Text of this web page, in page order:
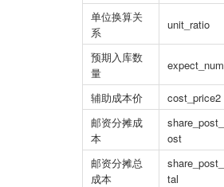
单位换算关
系
unit_ratio
预期入库数
量
expect_num
辅助成本价
cost_price2
邮资分摊成
本
ost
邮资分摊总
成本
tal